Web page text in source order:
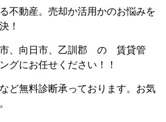
不動産。売却か活用かのお悩みを
！
市、向日市、乙訓郡 の 賃貸管
にお任せください！！
ど無料診断承っております。お気